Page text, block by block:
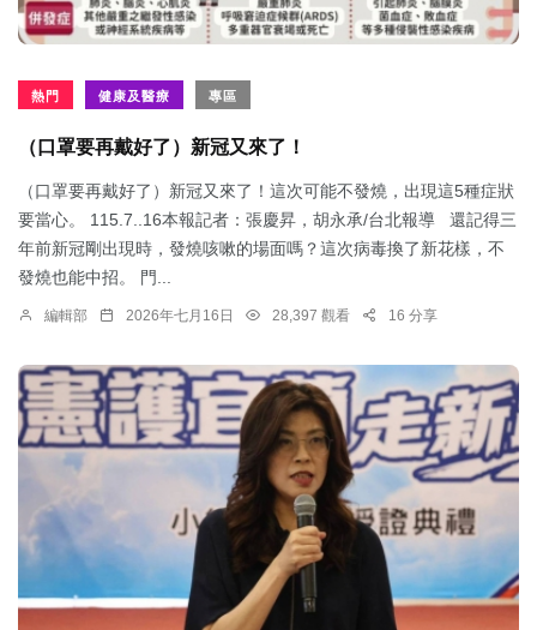
熱門 健康及醫療 專區
（口罩要再戴好了）新冠又來了！
（口罩要再戴好了）新冠又來了！這次可能不發燒，出現這5種症狀
要當心。 115.7..16本報記者：張慶昇，胡永承/台北報導 還記得三
年前新冠剛出現時，發燒咳嗽的場面嗎？這次病毒換了新花樣，不
發燒也能中招。 門...
編輯部 2026年七月16日 28,397 觀看 16 分享